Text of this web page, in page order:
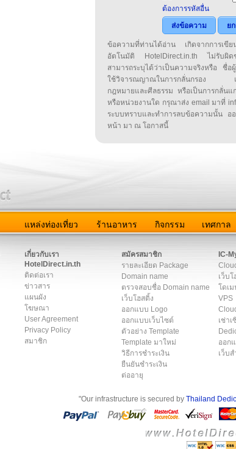
ต้องการรหัสอื่น
ส่งข้อความ
ย
ข้อความที่ท่านได้อ่าน เกิดจากการเขี
อัตโนมัติ HotelDirect.in.th ไม่รับผิด
สามารถระบุได้ว่าเป็นความจริงหรือ ชื่อ
ใช้วิจารณญาณในการกลั่นกรอง แล
กฎหมายและศีลธรรม หรือเป็นการกลั่นแ
หรือหน่วยงานใด กรุณาส่ง email มาที่
ระบบทราบและทำการลบข้อความนั้น อ
หน้า มา ณ โอกาสนี้
แหล่งท่องเที่ยว ร้านอาหาร กิจกรรม เทศกาล
เกี่ยวกับเรา
HotelDirect.in.th
ติดต่อเรา
ข่าวสาร
แผนผัง
โฆษณา
User Agreement
Privacy Policy
สมาชิก
สมัครสมาชิก
รายละเอียด Package
Domain name
ตรวจสอบชื่อ Domain name
เว็บโฮสติ้ง
ออกแบบ Logo
ออกแบบเว็บไซต์
ตัวอย่าง Template
Template มาใหม่
วิธีการชำระเงิน
ยืนยันชำระเงิน
ต่ออายุ
IC-
เว็บโ
โดเม
VPS
เช่าเ
ออก
เว็บส
"Our infrastructure is secured by Thailand